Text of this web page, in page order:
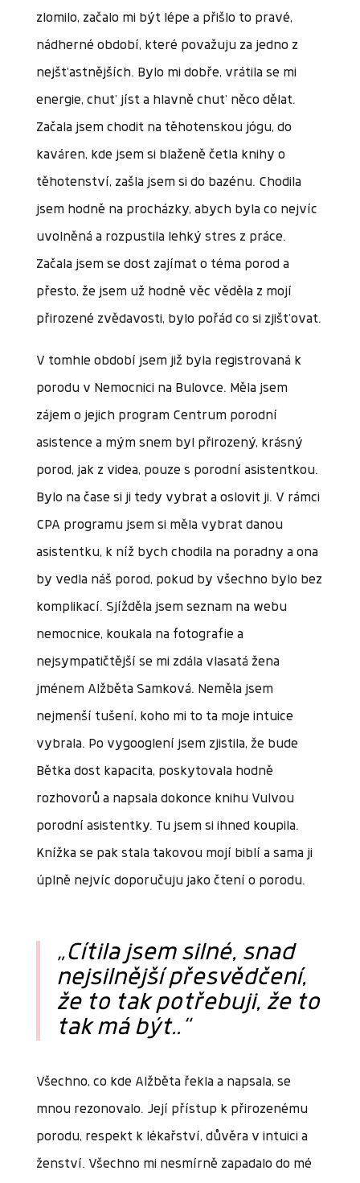
zlomilo, začalo mi být lépe a přišlo to pravé,
nádherné období, které považuju za jedno z
nejšťastnějších. Bylo mi dobře, vrátila se mi
energie, chuť jíst a hlavně chuť něco dělat.
Začala jsem chodit na těhotenskou jógu, do
kaváren, kde jsem si blaženě četla knihy o
těhotenství, zašla jsem si do bazénu. Chodila
jsem hodně na procházky, abych byla co nejvíc
uvolněná a rozpustila lehký stres z práce.
Začala jsem se dost zajímat o téma porod a
přesto, že jsem už hodně věc věděla z mojí
přirozené zvědavosti, bylo pořád co si zjišťovat.
V tomhle období jsem již byla registrovaná k
porodu v Nemocnici na Bulovce. Měla jsem
zájem o jejich program Centrum porodní
asistence a mým snem byl přirozený, krásný
porod, jak z videa, pouze s porodní asistentkou.
Bylo na čase si ji tedy vybrat a oslovit ji. V rámci
CPA programu jsem si měla vybrat danou
asistentku, k níž bych chodila na poradny a ona
by vedla náš porod, pokud by všechno bylo bez
komplikací. Sjížděla jsem seznam na webu
nemocnice, koukala na fotografie a
nejsympatičtější se mi zdála vlasatá žena
jménem Alžběta Samková. Neměla jsem
nejmenší tušení, koho mi to ta moje intuice
vybrala. Po vygooglení jsem zjistila, že bude
Bětka dost kapacita, poskytovala hodně
rozhovorů a napsala dokonce knihu Vulvou
porodní asistentky. Tu jsem si ihned koupila.
Knížka se pak stala takovou mojí biblí a sama ji
úplně nejvíc doporučuju jako čtení o porodu.
„Cítila jsem silné, snad
nejsilnější přesvědčení,
že to tak potřebuji, že to
tak má být.. “
Všechno, co kde Alžběta řekla a napsala, se
mnou rezonovalo. Její přístup k přirozenému
porodu, respekt k lékařství, důvěra v intuici a
ženství. Všechno mi nesmírně zapadalo do mé